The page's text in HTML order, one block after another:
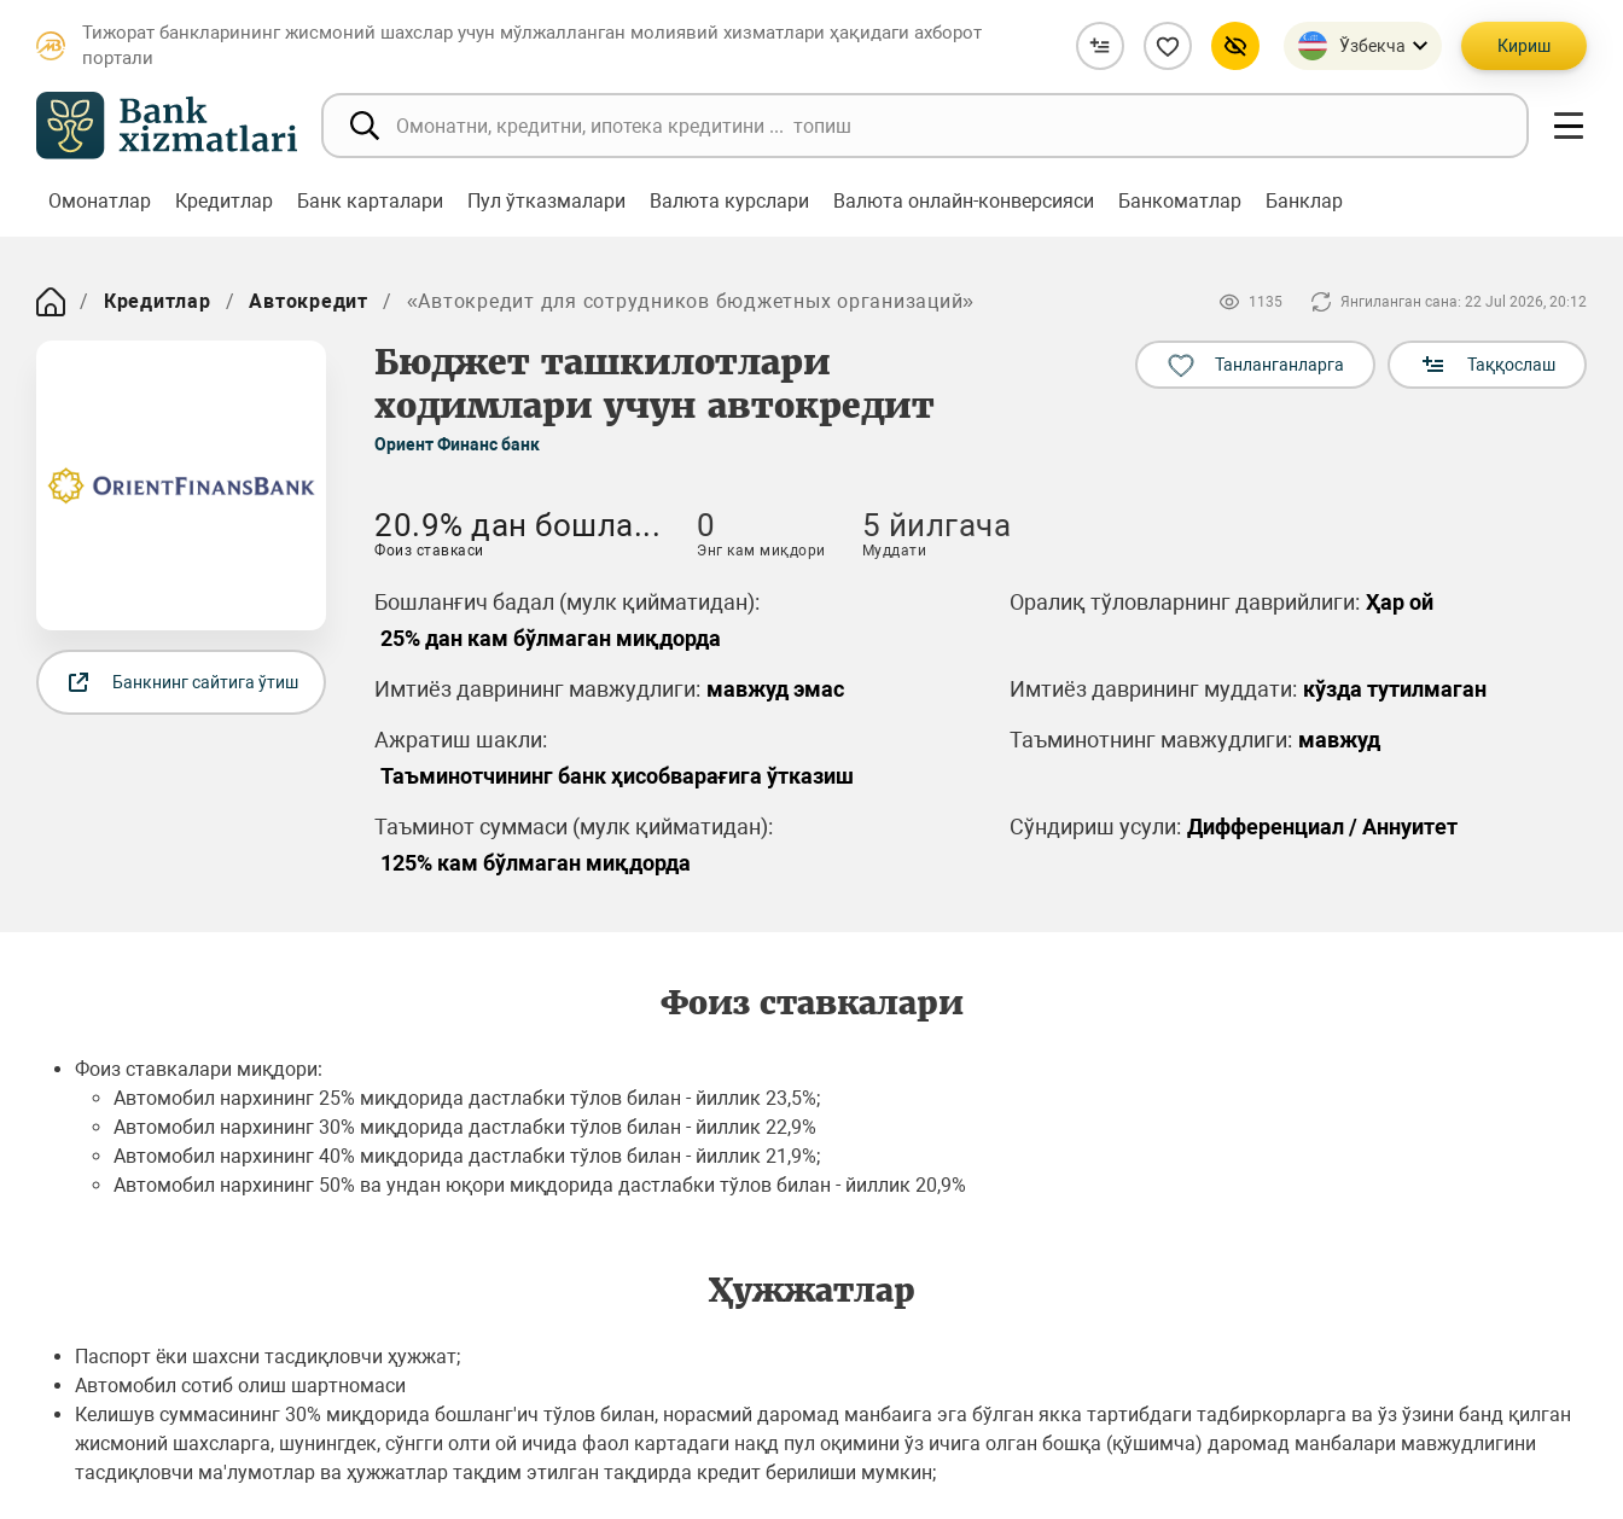
Тижорат банкларининг жисмоний шахслар учун мўлжалланган молиявий хизматлари ҳақидаги ахборот
портали
Ўзбекча Кириш
Омонатлар Кредитлар Банк карталари Пул ўтказмалари Валюта курслари Валюта онлайн-конверсияси Банкоматлар Банклар
Кредитлар Автокредит «Автокредит для сотрудников бюджетных организаций» 1135 Янгиланган сана: 22 Jul 2026, 20:12
Бюджет ташкилотлари
ходимлари учун автокредит
Ориент Финанс банк
Танланганларга Таққослаш
Банкнинг сайтига ўтиш
20.9% дан бошла...
Фоиз ставкаси
0
Энг кам миқдори
5 йилгача
Муддати
Бошланғич бадал (мулк қийматидан):
25% дан кам бўлмаган миқдорда
Оралиқ тўловларнинг даврийлиги: Ҳар ой
Имтиёз даврининг мавжудлиги: мавжуд эмас Имтиёз даврининг муддати: кўзда тутилмаган
Ажратиш шакли:
Таъминотчининг банк ҳисобварағига ўтказиш
Таъминотнинг мавжудлиги: мавжуд
Таъминот суммаси (мулк қийматидан):
125% кам бўлмаган миқдорда
Сўндириш усули: Дифференциал / Аннуитет
Фоиз ставкалари
Фоиз ставкалари миқдори:
Автомобил нархининг 25% миқдорида дастлабки тўлов билан - йиллик 23,5%;
Автомобил нархининг 30% миқдорида дастлабки тўлов билан - йиллик 22,9%
Автомобил нархининг 40% миқдорида дастлабки тўлов билан - йиллик 21,9%;
Автомобил нархининг 50% ва ундан юқори миқдорида дастлабки тўлов билан - йиллик 20,9%
Ҳужжатлар
Паспорт ёки шахсни тасдиқловчи ҳужжат;
Автомобил сотиб олиш шартномаси
Келишув суммасининг 30% миқдорида бошланг'ич тўлов билан, норасмий даромад манбаига эга бўлган якка тартибдаги тадбиркорларга ва ўз ўзини банд қилган
жисмоний шахсларга, шунингдек, сўнгги олти ой ичида фаол картадаги нақд пул оқимини ўз ичига олган бошқа (қўшимча) даромад манбалари мавжудлигини
тасдиқловчи ма'лумотлар ва ҳужжатлар тақдим этилган тақдирда кредит берилиши мумкин;